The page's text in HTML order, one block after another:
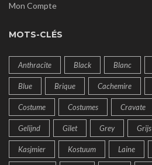
Mon Compte
MOTS-CLÉS
Anthracite Black Blanc
Blue Brique Cachemire
Costume Costumes Cravate
Gelijnd Gilet Grey Grijs
Kasjmier Kostuum Laine